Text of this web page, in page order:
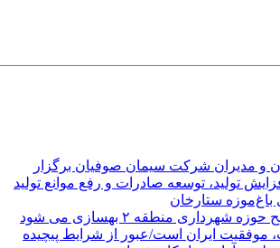
و مدیران شرکت سیمان صوفیان برگزار
تولید، توسعه صادرات و رفع موانع تولید
باغ‌موزه ستارخان
شهرداری منطقه ۲ بهسازی می شود
موفقیت ایران است/عبور از شرایط پیچیده